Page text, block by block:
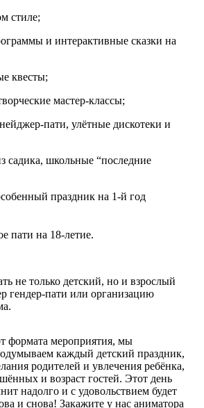
стиле;
и интерактивные сказки на
квесты;
мастер-классы;
пати, улётные дискотеки и
садика, школьные “последние
праздник на 1-й год
пати на 18-летие.
не только детский, но и взрослый
гендер-пати или организацию
формата мероприятия, мы
каждый детский праздник,
родителей и увлечения ребёнка,
и возраст гостей. Этот день
надолго и с удовольствием будет
и снова! Закажите у нас аниматора